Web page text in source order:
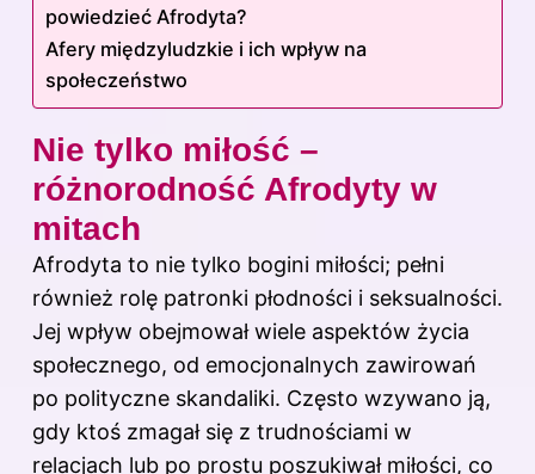
powiedzieć Afrodyta?
Afery międzyludzkie i ich wpływ na
społeczeństwo
Nie tylko miłość –
różnorodność Afrodyty w
mitach
Afrodyta to nie tylko bogini miłości; pełni
również rolę patronki płodności i seksualności.
Jej wpływ obejmował wiele aspektów życia
społecznego, od emocjonalnych zawirowań
po polityczne skandaliki. Często wzywano ją,
gdy ktoś zmagał się z trudnościami w
relacjach lub po prostu poszukiwał miłości, co